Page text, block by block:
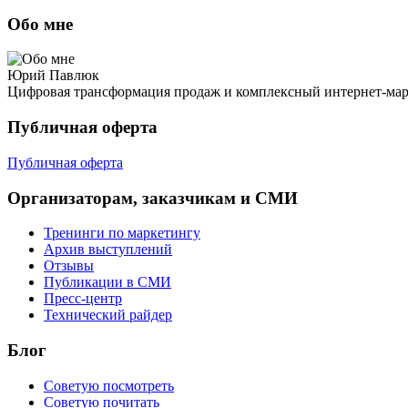
Обо мне
Юрий Павлюк
Цифровая трансформация продаж и комплексный интернет-
Публичная оферта
Публичная оферта
Организаторам, заказчикам и СМИ
Тренинги по маркетингу
Архив выступлений
Отзывы
Публикации в СМИ
Пресс-центр
Технический райдер
Блог
Советую посмотреть
Советую почитать